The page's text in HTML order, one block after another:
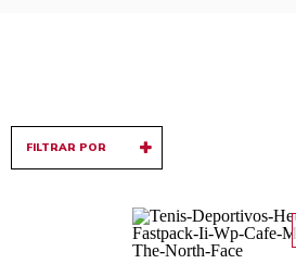
FILTRAR POR